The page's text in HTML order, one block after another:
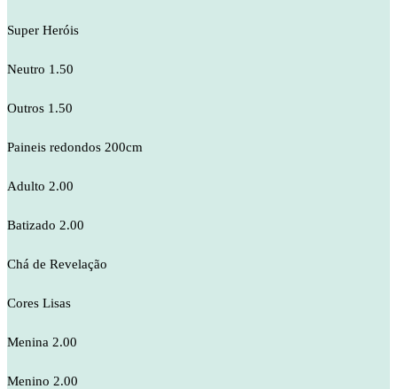
Super Heróis
Neutro 1.50
Outros 1.50
Paineis redondos 200cm
Adulto 2.00
Batizado 2.00
Chá de Revelação
Cores Lisas
Menina 2.00
Menino 2.00